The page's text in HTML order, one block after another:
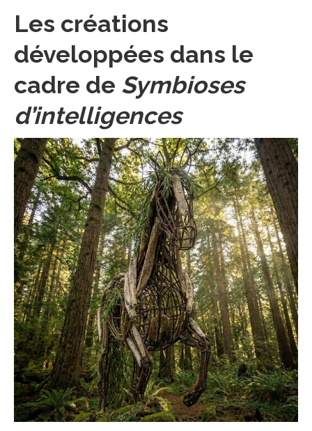
Les créations
développées dans le
cadre de Symbioses
d’intelligences